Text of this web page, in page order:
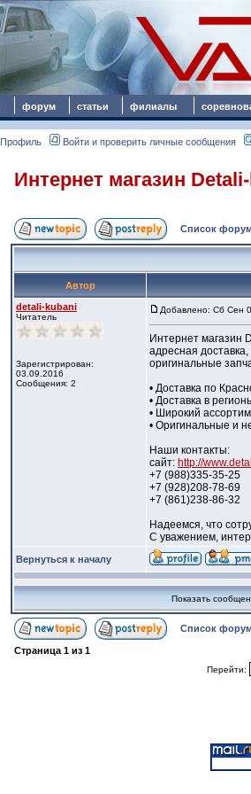
форум статьи филиалы
Профиль Войти и проверить личные сообщения
Интернет магазин
Список
Автор
detali-kubani
Читатель
Зарегистрирован:
03.09.2016
Сообщения: 2
Добавлено: Сб Сен
Интернет магазин
адресная
оригинальные
• Доставка по
• Доставка в
• Широкий
• Оригинальные и
Наши контакты:
сайт: http://
+7 (988)335-35-25
+7 (928)208-78-69
+7 (861)238-86-32
Надеемся, что
С уважением,
Вернуться к началу
Показать
Список
Страница 1 из 1
Перейти: